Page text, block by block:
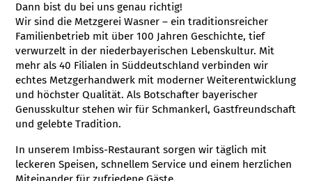
Dann bist du bei uns genau richtig!
Wir sind die Metzgerei Wasner – ein traditionsreicher
Familienbetrieb mit über 100 Jahren Geschichte, tief
verwurzelt in der niederbayerischen Lebenskultur. Mit
mehr als 40 Filialen in Süddeutschland verbinden wir
echtes Metzgerhandwerk mit moderner Weiterentwicklung
und höchster Qualität. Als Botschafter bayerischer
Genusskultur stehen wir für Schmankerl, Gastfreundschaft
und gelebte Tradition.
In unserem Imbiss-Restaurant sorgen wir täglich mit
leckeren Speisen, schnellem Service und einem herzlichen